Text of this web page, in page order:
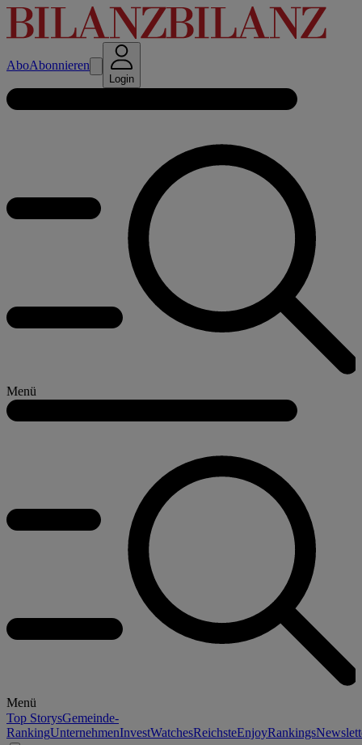
AboAbonnieren
Login
Menü
Menü
Top StorysGemeinde-
RankingUnternehmenInvestWatchesReichsteEnjoyRankings